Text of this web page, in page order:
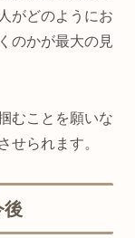
がどのようにお
のかが最大の見
むことを願いな
せられます。
後